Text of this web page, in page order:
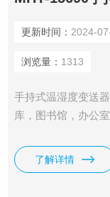
更新时间： 2024-
浏览量： 1313
手持式温湿度变送
库，图书馆，办公
示
了解详情